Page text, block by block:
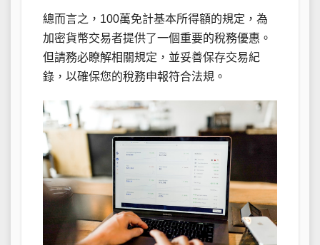
總而言之，100萬免計基本所得額的規定，為
加密貨幣交易者提供了一個重要的稅務優惠。
但請務必瞭解相關規定，並妥善保存交易紀
錄，以確保您的稅務申報符合法規。